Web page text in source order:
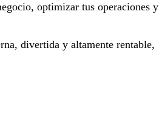
optimizar tus operaciones y
divertida y altamente rentable,